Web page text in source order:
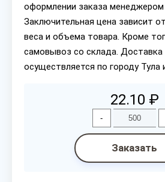
оформлении заказа менеджером
Заключительная цена зависит
веса и объема товара. Кроме
самовывоз со склада. Доставка
осуществляется по городу Тула
22.10 ₽
-
Заказать